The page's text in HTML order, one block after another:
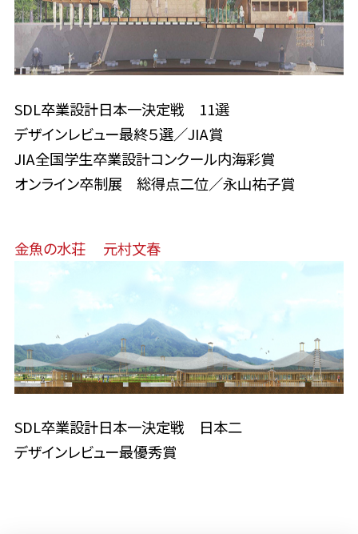
SDL卒業設計日本一決定戦 11選
デザインレビュー最終５選／JIA賞
JIA全国学生卒業設計コンクール内海彩賞
オンライン卒制展 総得点二位／永山祐子賞
金魚の水荘 元村文春
SDL卒業設計日本一決定戦 日本二
デザインレビュー最優秀賞